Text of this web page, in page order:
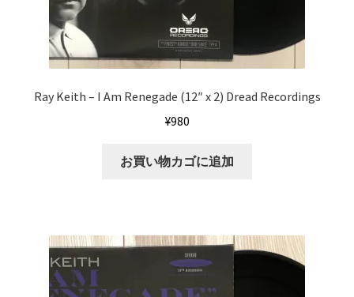
Ray Keith ‎– I Am Renegade (12″ x 2) Dread Recordings
¥980
お買い物カゴに追加